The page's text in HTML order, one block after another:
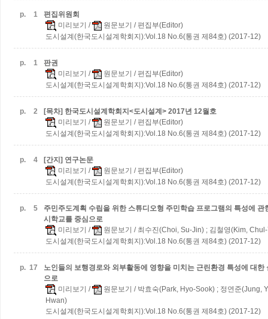
p. 1
편집위원회
미리보기 / 원문보기 / 편집부(Editor)
도시설계(한국도시설계학회지):Vol.18 No.6(통권 제84호) (2017-12)
p. 1
판권
미리보기 / 원문보기 / 편집부(Editor)
도시설계(한국도시설계학회지):Vol.18 No.6(통권 제84호) (2017-12)
p. 2
[목차] 한국도시설계학회지<도시설계> 2017년 12월호
미리보기 / 원문보기 / 편집부(Editor)
도시설계(한국도시설계학회지):Vol.18 No.6(통권 제84호) (2017-12)
p. 4
[간지] 연구논문
미리보기 / 원문보기 / 편집부(Editor)
도시설계(한국도시설계학회지):Vol.18 No.6(통권 제84호) (2017-12)
p. 5
주민주도계획 수립을 위한 스튜디오형 주민학습 프로그램의 특성에 관
시학교를 중심으로
미리보기 / 원문보기 / 최수진(Choi, Su-Jin) ; 김철영(Kim,
도시설계(한국도시설계학회지):Vol.18 No.6(통권 제84호) (2017-12)
p. 17
노인들의 보행경로와 외부활동에 영향을 미치는 근린환경 특성에 대한
으로
미리보기 / 원문보기 / 박효숙(Park, Hyo-Sook) ; 정연준(Jung,
Hwan)
도시설계(한국도시설계학회지):Vol.18 No.6(통권 제84호) (2017-12)